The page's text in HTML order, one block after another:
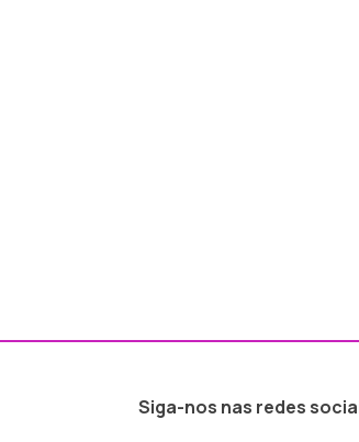
Siga-nos nas redes